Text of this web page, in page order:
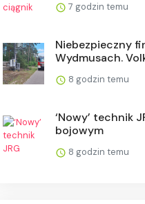
7 godzin temu
Niebezpieczny
Wydmusach.
8 godzin temu
‘Nowy’ technik
bojowym
8 godzin temu